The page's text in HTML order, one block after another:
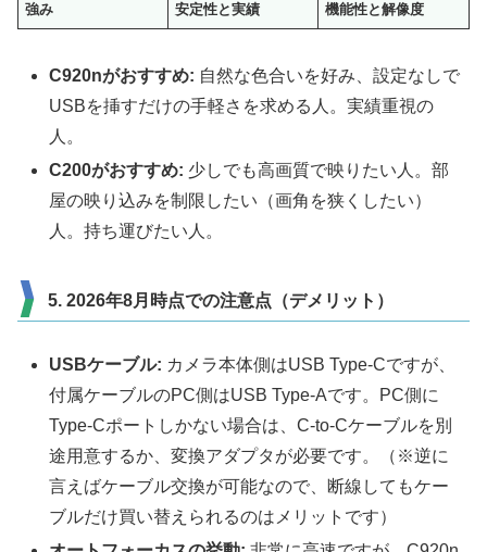
強み 安定性と実績 機能性と解像度
C920nがおすすめ: 自然な色合いを好み、設定なしで
USBを挿すだけの手軽さを求める人。実績重視の
人。
C200がおすすめ: 少しでも高画質で映りたい人。部
屋の映り込みを制限したい（画角を狭くしたい）
人。持ち運びたい人。
5. 2026年8月時点での注意点（デメリット）
USBケーブル: カメラ本体側はUSB Type-Cですが、
付属ケーブルのPC側はUSB Type-Aです。PC側に
Type-Cポートしかない場合は、C-to-Cケーブルを別
途用意するか、変換アダプタが必要です。（※逆に
言えばケーブル交換が可能なので、断線してもケー
ブルだけ買い替えられるのはメリットです）